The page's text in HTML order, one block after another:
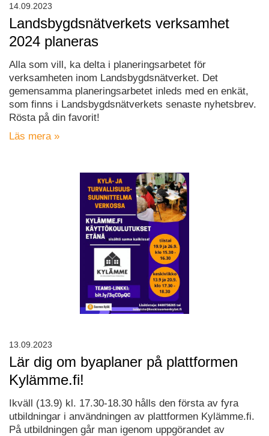
Landsbygdsnätverkets verksamhet
2024 planeras
Alla som vill, ka delta i planeringsarbetet för
verksamheten inom Landsbygdsnätverket. Det
gemensamma planeringsarbetet inleds med en enkät,
som finns i Landsbygdsnätverkets senaste nyhetsbrev.
Rösta på din favorit!
Läs mera »
14.09.2023
Lär dig om byaplaner på plattformen
Kylämme.fi!
Ikväll (13.9) kl. 17.30-18.30 hålls den första av fyra
utbildningar i användningen av plattformen Kylämme.fi.
På utbildningen går man igenom uppgörandet av
13.09.2023